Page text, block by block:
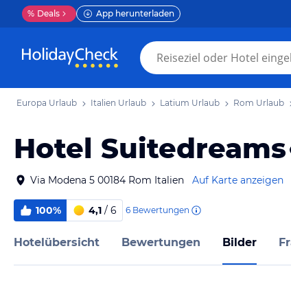
% Deals App herunterladen
Europa Urlaub Italien Urlaub Latium Urlaub Rom Urlaub
Hotel Suitedreams
Via Modena 5 00184 Rom Italien Auf Karte anzeigen
100% 4,1 / 6 6 Bewertungen
Hotelübersicht Bewertungen Bilder